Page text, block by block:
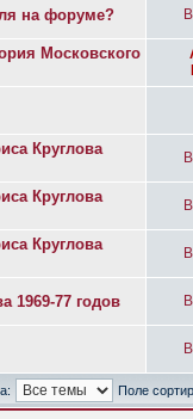
на форуме?
Московского
Круглова
Круглова
Круглова
1969-77 годов
Поле